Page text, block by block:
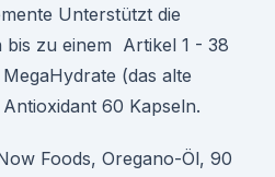
Unterstützt die
bis zu einem Artikel 1 - 38
(das alte
60 Kapseln.
Foods, Oregano-Öl, 90